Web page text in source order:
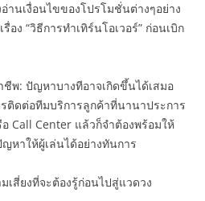
านเงื่อนไขของโปรโมชั่นต่างๆอย่าง
อง “วิธีการทำเทิร์นโอเวอร์” ก่อนเบิก
ชีพ: ปัญหาบางทีอาจเกิดขึ้นได้เสมอ
ติดต่อทีมบริการลูกค้าที่นานาประการ
Call Center แล้วก็จำต้องพร้อมให้
หาให้ผู้เล่นได้อย่างทันการ
สี่ยงที่จะต้องรู้ก่อนไปสู่แวดวง